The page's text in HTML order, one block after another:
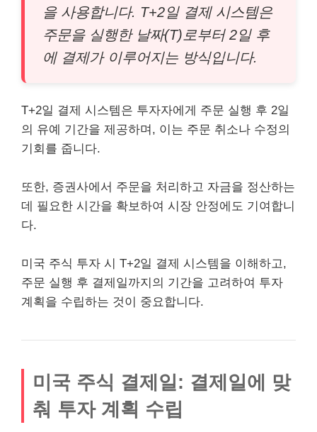
을 사용합니다. T+2일 결제 시스템은
주문을 실행한 날짜(T)로부터 2일 후
에 결제가 이루어지는 방식입니다.
T+2일 결제 시스템은 투자자에게 주문 실행 후 2일
의 유예 기간을 제공하며, 이는 주문 취소나 수정의
기회를 줍니다.
또한, 증권사에서 주문을 처리하고 자금을 정산하는
데 필요한 시간을 확보하여 시장 안정에도 기여합니
다.
미국 주식 투자 시 T+2일 결제 시스템을 이해하고,
주문 실행 후 결제일까지의 기간을 고려하여 투자
계획을 수립하는 것이 중요합니다.
미국 주식 결제일: 결제일에 맞
춰 투자 계획 수립